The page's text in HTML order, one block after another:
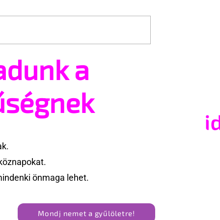
senki sem
műtétek
kellene
a
önmaga lehet.
Mondj nemet a gyűlöletre!